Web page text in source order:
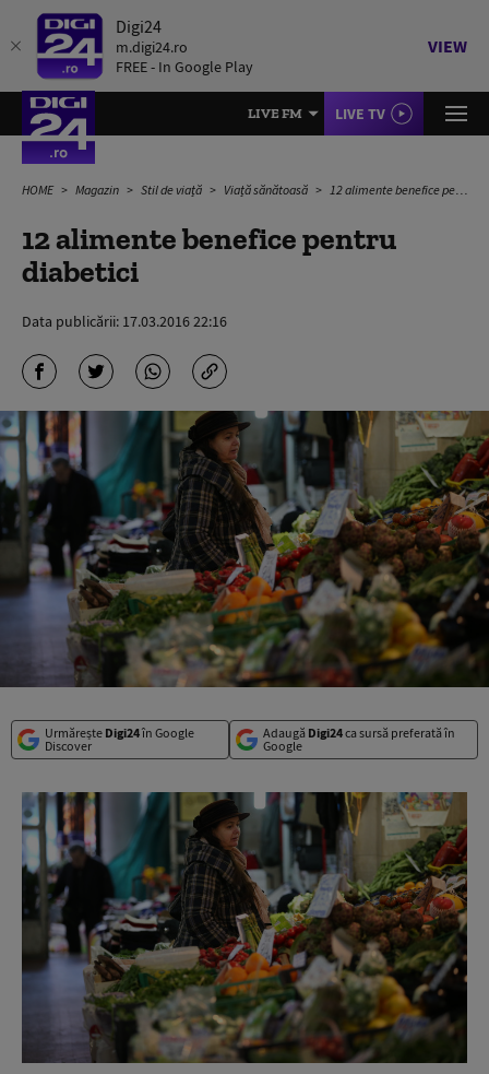
Digi24
m.digi24.ro
FREE - In Google Play
VIEW
LIVE FM LIVE TV
HOME Magazin Stil de viață Viață sănătoasă 12 alimente benefice pentru diabetici
12 alimente benefice pentru
diabetici
Data publicării: 17.03.2016 22:16
Urmărește Digi24în Google
Discover
Adaugă Digi24ca sursă preferată în
Google